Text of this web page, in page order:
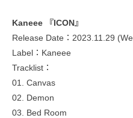
Kaneee 『ICON』
Release Date：2023.11.29
Label：Kaneee
Tracklist：
01. Canvas
02. Demon
03. Bed Room